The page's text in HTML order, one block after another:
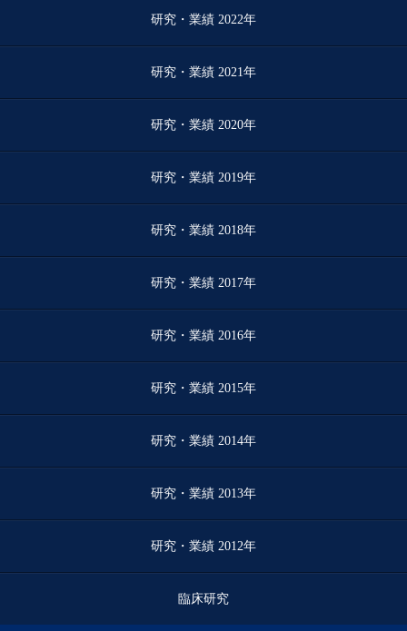
研究・業績 2022年
研究・業績 2021年
研究・業績 2020年
研究・業績 2019年
研究・業績 2018年
研究・業績 2017年
研究・業績 2016年
研究・業績 2015年
研究・業績 2014年
研究・業績 2013年
研究・業績 2012年
臨床研究